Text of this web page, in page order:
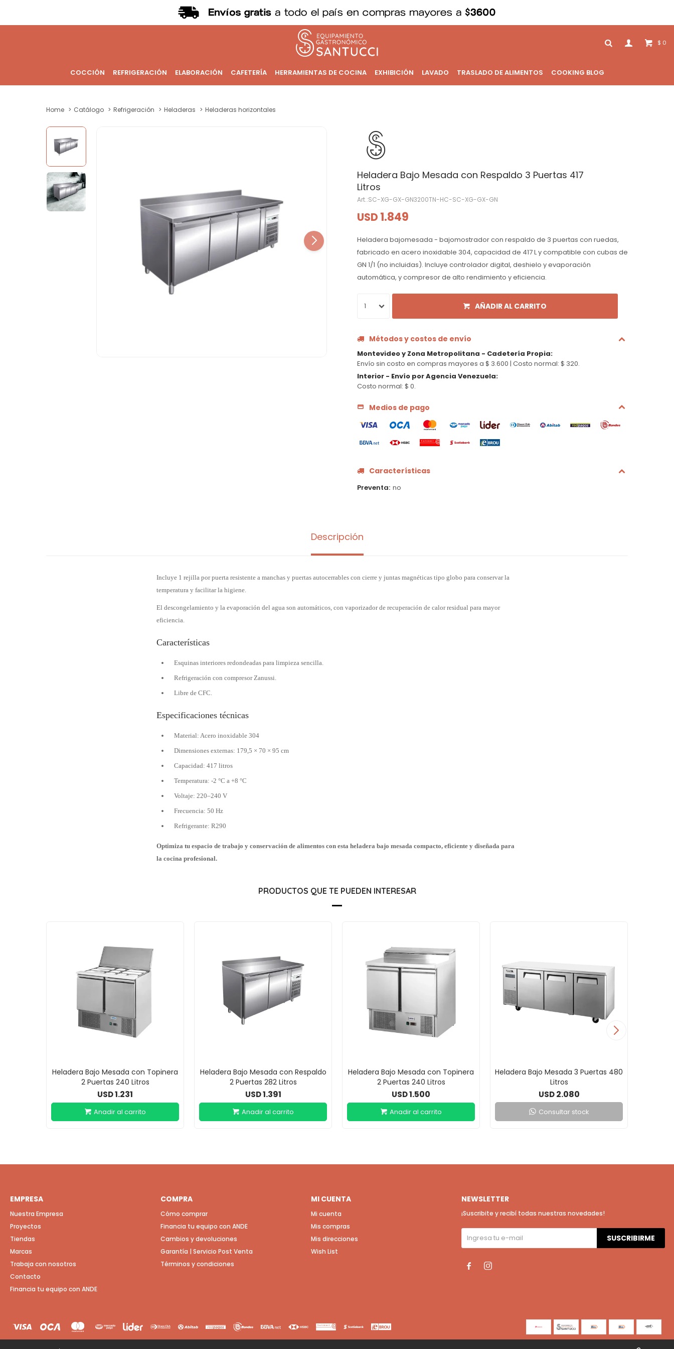
COCCIÓN REFRIGERACIÓN ELABORACIÓN CAFETERÍA HERRAMIENTAS DE COCINA EXHIBICIÓN LAVADO TRASLADO DE ALIMENTOS COOKING BLOG
$ 0
Home Catálogo Refrigeración Heladeras Heladeras horizontales
Heladera Bajo Mesada con Respaldo 3 Puertas 417
Litros
SC-XG-GX-GN3200TN-HC-SC-XG-GX-GN
USD 1.849
Heladera bajomesada - bajomostrador con respaldo de 3 puertas con ruedas,
fabricado en acero inoxidable 304, capacidad de 417 L y compatible con cubas de
GN 1/1 (no incluidas). Incluye controlador digital, deshielo y evaporación
automática, y compresor de alto rendimiento y eficiencia.
1 AÑADIR AL CARRITO
Métodos y costos de envío
Montevideo y Zona Metropolitana - Cadetería Propia:
Envío sin costo en compras mayores a $ 3.600 | Costo normal: $ 320.
Interior - Envío por Agencia Venezuela:
Costo normal: $ 0.
Medios de pago
Características
Preventa no
Descripción
Incluye 1 rejilla por puerta resistente a manchas y puertas autocerrables con cierre y juntas magnéticas tipo globo para conservar la
temperatura y facilitar la higiene.
El descongelamiento y la evaporación del agua son automáticos, con vaporizador de recuperación de calor residual para mayor
eficiencia.
Características
Esquinas interiores redondeadas para limpieza sencilla.
Refrigeración con compresor Zanussi.
Libre de CFC.
Especificaciones técnicas
Material: Acero inoxidable 304
Dimensiones externas: 179,5 × 70 × 95 cm
Capacidad: 417 litros
Temperatura: -2 °C a +8 °C
Voltaje: 220–240 V
Frecuencia: 50 Hz
Refrigerante: R290
Optimiza tu espacio de trabajo y conservación de alimentos con esta heladera bajo mesada compacto, eficiente y diseñada para
la cocina profesional.
PRODUCTOS QUE TE PUEDEN INTERESAR
Heladera Bajo Mesada con Topinera
2 Puertas 240 Litros
USD1.231
Heladera Bajo Mesada con Respaldo
2 Puertas 282 Litros
USD1.391
Heladera Bajo Mesada con Topinera
2 Puertas 240 Litros
USD1.500
Heladera Bajo Mesada 3 Puertas 480
Litros
USD 2.080
Consultar stock
EMPRESA
Nuestra Empresa
Proyectos
Tiendas
Marcas
Trabaja con nosotros
Contacto
Financia tu equipo con ANDE
COMPRA
Cómo comprar
Financia tu equipo con ANDE
Cambios y devoluciones
Garantía | Servicio Post Venta
Términos y condiciones
MI CUENTA
Mi cuenta
Mis compras
Mis direcciones
Wish List
NEWSLETTER
¡Suscribite y recibí todas nuestras novedades!
SUSCRIBIRME
 